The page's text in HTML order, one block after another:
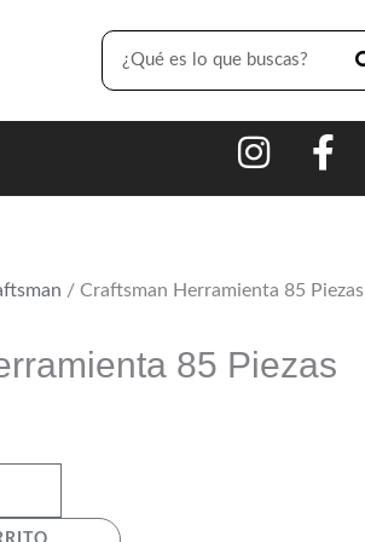
/ Craftsman Herramienta 85 Piezas
85 Piezas